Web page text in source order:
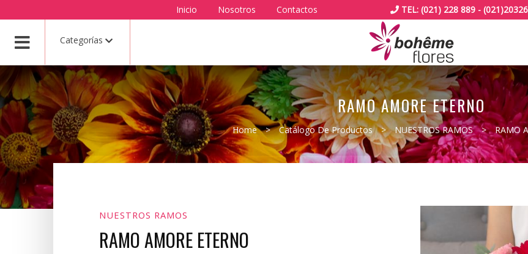
Inicio Nosotros Contactos TEL: (021) 228 889 -
Categorías
RAMO AMORE ETERNO
Home > Catálogo De Productos > NUESTROS RAMOS > RAMO
NUESTROS RAMOS
RAMO AMORE ETERNO